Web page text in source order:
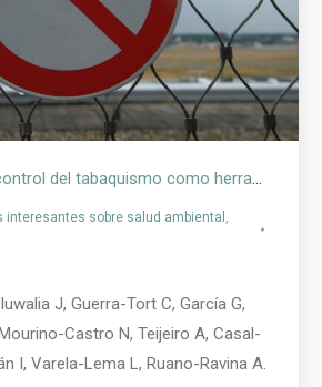
Las políticas de control del tabaquismo como herramienta para frenar la epidemia tabáquica en España
interesantes sobre salud ambiental ,
J, Guerra-Tort C, García G,
Castro N, Teijeiro A, Casal-
I, Varela-Lema L, Ruano-Ravina A.